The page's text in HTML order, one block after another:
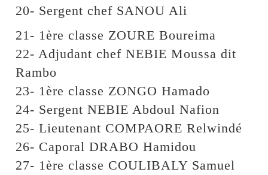
20- Sergent chef SANOU Ali
21- 1ère classe ZOURE Boureima
22- Adjudant chef NEBIE Moussa dit
Rambo
23- 1ère classe ZONGO Hamado
24- Sergent NEBIE Abdoul Nafion
25- Lieutenant COMPAORE Relwindé
26- Caporal DRABO Hamidou
27- 1ère classe COULIBALY Samuel